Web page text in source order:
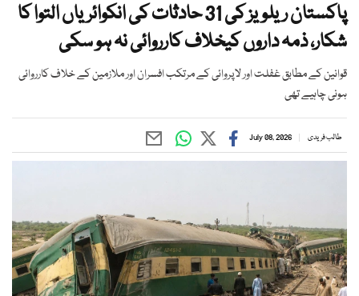
پاکستان ریلویز کی 31 حادثات کی انکوائریاں التوا کا
شکار، ذمہ داروں کیخلاف کارروائی نہ ہو سکی
قوانین کے مطابق غفلت اور لاپروائی کے مرتکب افسران اور ملازمین کے خلاف کارروائی
ہونی چاہیے تھی
طالب فریدی July 08, 2026